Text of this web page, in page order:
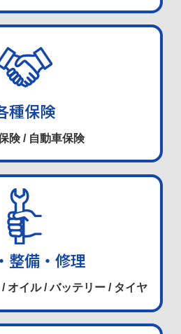
種保険
険 / 自動車保険
整備・修理
オイル / バッテリー / タイヤ